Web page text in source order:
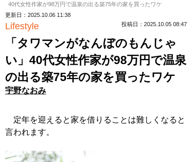
40代女性作家が98万円で温泉の出る築75年の家を買ったワケ
更新日：2025.10.06 11:38
Lifestyle 投稿日：2025.10.05 08:47
「タワマンがなんぼのもんじゃ
い」40代女性作家が98万円で温泉
の出る築75年の家を買ったワケ
宇野なおみ
定年を迎えると家を借りることは難しくなると
言われます。